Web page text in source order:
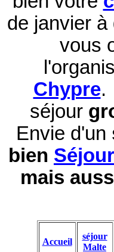
de janvier
vous
Chypre.
séjour
Envie d'un
bien
mais
Accueil
séjour
Malte